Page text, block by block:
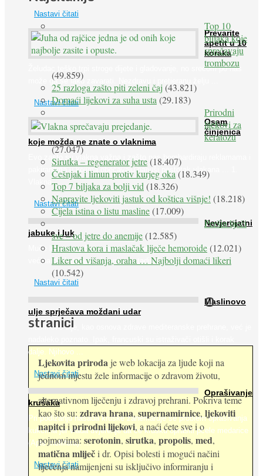
Nastavi čitati
Prevarite
apetit u 10
koraka
Želudac teško trpi stroge dijete i gladovanje, no srećom po nas
može ga se lako zavarati. Nezdravu i pretjeranu želju ...
Nastavi čitati
Osam
činjenica
koje možda ne znate o vlaknima
Evo zašto su vlakna važna i zašto nas bombardiraju reklamama i
pakiranjima u kojima obećavaju najviši postotak vlakana ... 1.
Vlakna ...
Nastavi čitati
Nevjerojatni
jabuke i luk
Muče li vas tegobe vezane uz srce, oči i živce, od kojih pati
većina dijabetičara u kasnijem stadiju bolesti, jabuke ...
Nastavi čitati
Maslinovo
ulje sprječava moždani udar
Maslinovo ulje, kao osnova zdrave mediteranske prehrane, već je
dalje. Njihovo ...
Nastavi čitati
Oprašivanje
krušaka
Pri podizanju nasada kruške zanemaruje se problem oprašivanja
kukcima jer vlada uvjerenje da će krušku oprašiti pčele medarice
(Apis mellifera). ...
Nastavi čitati
Top 10
biljaka koje
sprečavaju
trombozu
(49.859)
25 razloga zašto piti zeleni čaj(43.821)
Domaći lijekovi za suha usta (29.183)
Prirodni
lijekovi za
keratozu
(27.047)
Sirutka – regenerator jetre(18.407)
Češnjak i limun protiv kurjeg oka (18.349)
Top 7 biljaka za bolji vid (18.326)
Napravite ljekoviti jastuk od koštica višnje! (18.218)
Cijela istina o listu masline(17.009)
Peršin liječi
sve – od jetre do anemije(12.585)
Hrastova kora i maslačak liječe hemoroide(12.021)
Liker od višanja, oraha … Najbolji domaći likeri
(10.542)
O
stranici
Ljekovita priroda je web lokacija za ljude koji na
jednom mjestu žele informacije o zdravom životu,
alternativnom liječenju i zdravoj prehrani. Pokriva teme
kao što su: zdrava hrana, supernamirnice, ljekoviti
napitciiprirodni lijekovi, a naći ćete sve i o
pojmovima: serotonin, sirutka, propolis, med,
matična mliječi dr. Opisi bolesti i mogući načini
liječenja namijenjeni su isključivo informiranju i